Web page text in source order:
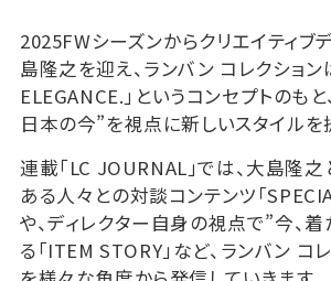
2025FWシーズンからクリエイティブ
島隆之を迎え、ランバン コレクション
ELEGANCE.」というコンセプトのもと
日本の今”を視点に新しいスタイルを
連載「LC JOURNAL」では、大島隆
ある人々との対談コンテンツ「
や、ディレクター自身の視点で”今、
る「ITEM STORY」など、ランバン コ